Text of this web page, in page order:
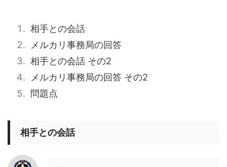
相手との会話
メルカリ事務局の回答
相手との会話 その2
メルカリ事務局の回答 その2
問題点
相手との会話